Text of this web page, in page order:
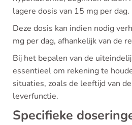
lagere dosis van 15 mg per dag.
Deze dosis kan indien nodig
mg per dag, afhankelijk van de
Bij het bepalen van de
essentieel om rekening te
situaties, zoals de leeftijd van
leverfunctie.
Specifieke